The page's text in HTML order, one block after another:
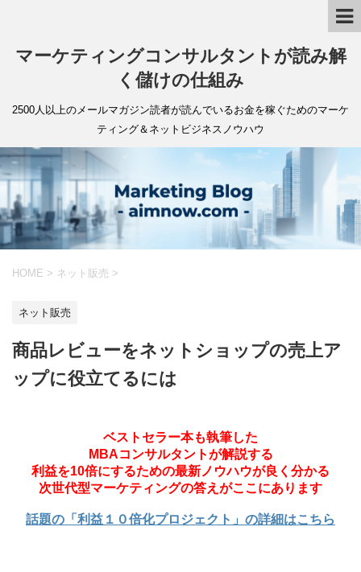
マーケティングコンサルタントが読み解
く儲けの仕組み
2500人以上のメールマガジン読者が読んでいるお金を稼ぐためのマーケ
ティング＆ネットビジネスノウハウ
HOME > ネット販売 >
ネット販売
商品レビューをネットショップの売上ア
ップに役立てるには
ベストセラー本も執筆した
MBAコンサルタントが解説する
利益を10倍にするための最新ノウハウが良く分かる
次世代型マーケティングの答えがここにあります
話題の「利益１０倍化プロジェクト」の詳細はこちら